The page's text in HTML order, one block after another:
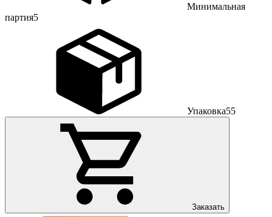
Минимальная
партия5
Упаковка55
Заказать